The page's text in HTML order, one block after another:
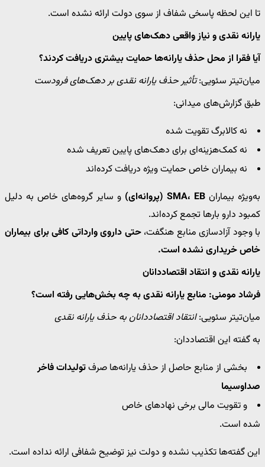
تا این لحظه پاسخی شفاف از سوی دولت ارائه نشده است.
یارانه نقدی و نیاز واقعی دهک‌های پایین
آیا فقرا از محل حذف یارانه‌ها حمایت بیشتری دریافت کردند؟
میان‌تیتر سئویی:تأثیر حذف یارانه نقدی بر دهک‌های فرودست
طبق گزارش‌های میدانی:
نه کالابرگ تقویت شده
نه کمک‌هزینه‌ای برای دهک‌های پایین تعریف شده
نه بیماران خاص حمایت ویژه دریافت کرده‌اند
به‌ویژه بیماران SMA، EB (پروانه‌ای)
و سایر گروه‌های خاص به دلیل
کمبود دارو بارها تجمع کرده‌اند.
با وجود آزادسازی منابع هنگفت،حتی داروی وارداتی کافی برای بیماران
خاص خریداری نشده است.
یارانه نقدی و انتقاد اقتصاددانان
فرشاد مومنی: منابع یارانه نقدی به چه بخش‌هایی رفته است؟
میان‌تیتر سئویی:انتقاد اقتصاددانان به حذف یارانه نقدی
به گفته این اقتصاددان:
بخشی از منابع حاصل از حذف یارانه‌ها صرفتولیدات فاخر
صداوسیما
و تقویت مالی برخی نهادهای خاص
شده است.
این گفته‌ها تکذیب نشده و دولت نیز توضیح شفافی ارائه نداده است.